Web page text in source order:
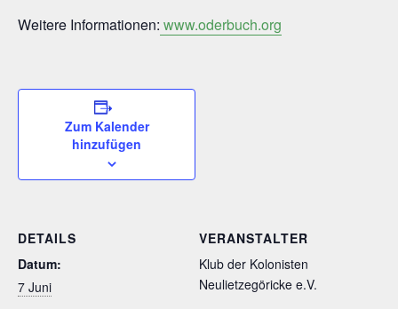
Weitere Informationen: www.oderbuch.org
Zum Kalender
hinzufügen
DETAILS
Datum:
7 Juni
VERANSTALTER
Klub der Kolonisten
Neulietzegöricke e.V.